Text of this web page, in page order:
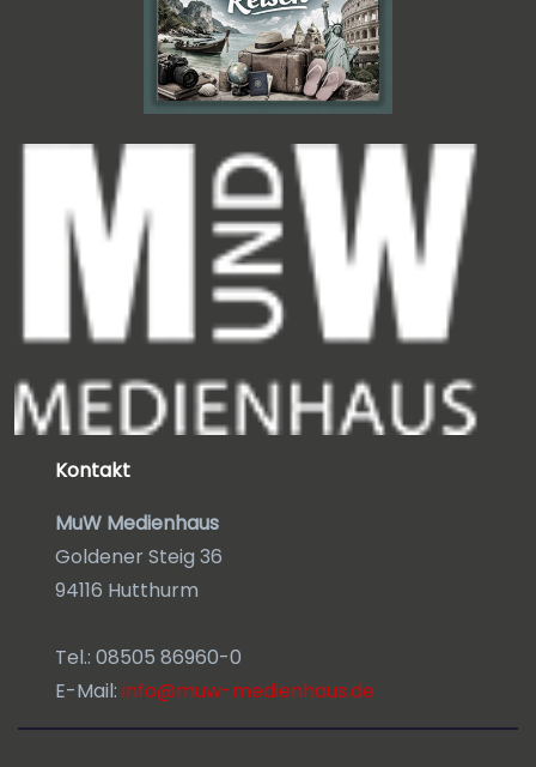
Kontakt
MuW Medienhaus
Goldener Steig 36
94116 Hutthurm
Tel.: 08505 86960-0
E-Mail: info@muw-medienhaus.de